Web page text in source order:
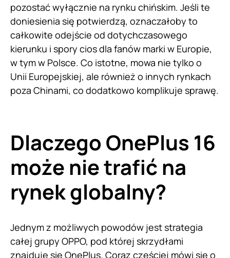
pozostać wyłącznie na rynku chińskim. Jeśli te
doniesienia się potwierdzą, oznaczałoby to
całkowite odejście od dotychczasowego
kierunku i spory cios dla fanów marki w Europie,
w tym w Polsce. Co istotne, mowa nie tylko o
Unii Europejskiej, ale również o innych rynkach
poza Chinami, co dodatkowo komplikuje sprawę.
Dlaczego OnePlus 16
może nie trafić na
rynek globalny?
Jednym z możliwych powodów jest strategia
całej grupy OPPO, pod której skrzydłami
znajduje się OnePlus. Coraz częściej mówi się o